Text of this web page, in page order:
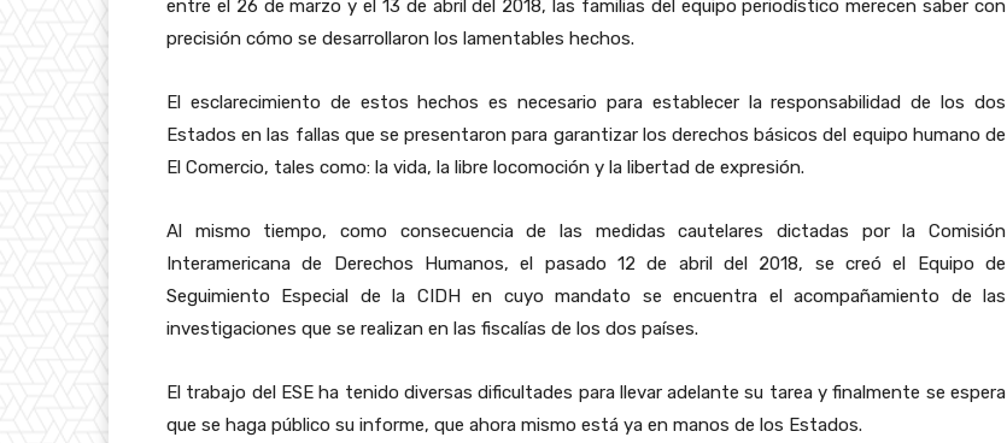
entre el 26 de marzo y el 13 de abril del 2018, las familias del equipo periodístico merecen saber con
precisión cómo se desarrollaron los lamentables hechos.
El esclarecimiento de estos hechos es necesario para establecer la responsabilidad de los dos
Estados en las fallas que se presentaron para garantizar los derechos básicos del equipo humano de
El Comercio, tales como: la vida, la libre locomoción y la libertad de expresión.
Al mismo tiempo, como consecuencia de las medidas cautelares dictadas por la Comisión
Interamericana de Derechos Humanos, el pasado 12 de abril del 2018, se creó el Equipo de
Seguimiento Especial de la CIDH en cuyo mandato se encuentra el acompañamiento de las
investigaciones que se realizan en las fiscalías de los dos países.
El trabajo del ESE ha tenido diversas dificultades para llevar adelante su tarea y finalmente se espera
que se haga público su informe, que ahora mismo está ya en manos de los Estados.